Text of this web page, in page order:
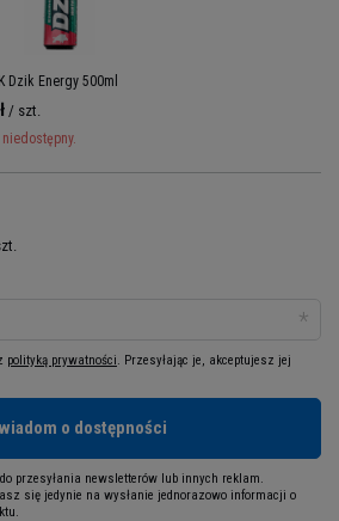
Dzik Energy 500ml
/ szt.
polityką prywatności. Przesyłając je, akceptujesz jej
o dostępności
przesyłania newsletterów lub innych reklam.
się jedynie na wysłanie jednorazowo informacji o